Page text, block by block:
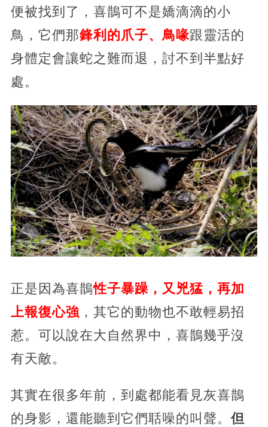
便被找到了，喜鵲可不是嬌滴滴的小
鳥，它們那鋒利的爪子、鳥喙跟靈活的
身體定會讓蛇之難而退，討不到半點好
處。
正是因為喜鵲性子暴躁，又兇猛，再加
上報復心強 ，其它的動物也不敢輕易招
惹。可以說在大自然界中，喜鵲幾乎沒
有天敵。
其實在很多年前，到處都能看見灰喜鵲
的身影，還能聽到它們聒噪的叫聲。 但